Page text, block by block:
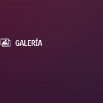
LABEL.ARIA.GALLERY
GALERÍA